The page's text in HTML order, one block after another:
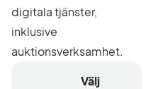
digitala tjänster,
inklusive
auktionsverksamhet.
Välj